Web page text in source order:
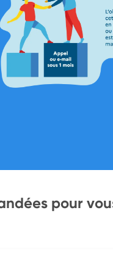
pour